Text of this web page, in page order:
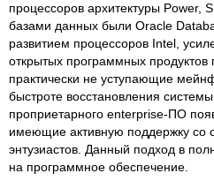
процессоров архитектуры Power,
базами данных были Oracle
развитием процессоров Intel,
открытых программных продуктов
практически не уступающие
быстроте восстановления
проприетарного enterprise-ПО
имеющие активную поддержку со
энтузиастов. Данный подход в
на программное обеспечение.